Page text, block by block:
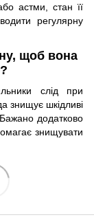
астми, стан її
регулярну
щоб вона
слід при
знищує шкідливі
Бажано додатково
знищувати